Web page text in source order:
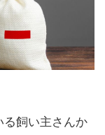
る飼い主さんか